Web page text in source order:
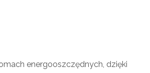
energooszczędnych, dzięki